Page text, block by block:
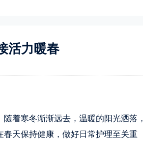
活力暖春
着寒冬渐渐远去，温暖的阳光洒落，
天保持健康，做好日常护理至关重